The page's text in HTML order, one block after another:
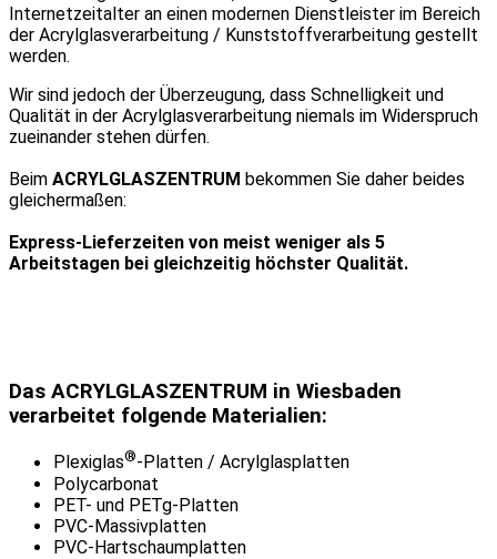
Internetzeitalter an einen modernen Dienstleister im Bereich
der Acrylglasverarbeitung / Kunststoffverarbeitung gestellt
werden.
Wir sind jedoch der Überzeugung, dass Schnelligkeit und
Qualität in der Acrylglasverarbeitung niemals im Widerspruch
zueinander stehen dürfen.
Beim ACRYLGLASZENTRUM bekommen Sie daher beides
gleichermaßen:
Express-Lieferzeiten von meist weniger als 5
Arbeitstagen bei gleichzeitig höchster Qualität.
Das ACRYLGLASZENTRUM in Wiesbaden
verarbeitet folgende Materialien:
Plexiglas®-Platten / Acrylglasplatten
Polycarbonat
PET- und PETg-Platten
PVC-Massivplatten
PVC-Hartschaumplatten